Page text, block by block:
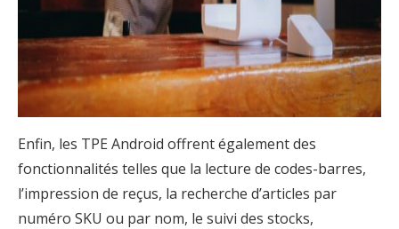
Enfin, les TPE Android offrent également des
fonctionnalités telles que la lecture de codes-barres,
l’impression de reçus, la recherche d’articles par
numéro SKU ou par nom, le suivi des stocks,